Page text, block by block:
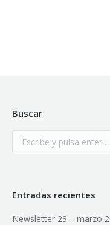
Buscar
Entradas recientes
Newsletter 23 – marzo